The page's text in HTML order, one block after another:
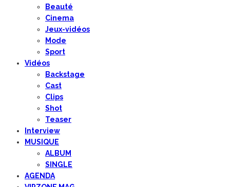
Beauté
Cinema
Jeux-vidéos
Mode
Sport
Vidéos
Backstage
Cast
Clips
Shot
Teaser
Interview
MUSIQUE
ALBUM
SINGLE
AGENDA